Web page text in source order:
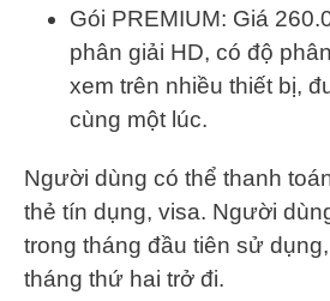
Gói PREMIUM: Giá
phân giải HD, có độ
xem trên nhiều thiết bị,
cùng một lúc.
Người dùng có thể thanh
thẻ tín dụng, visa. Người
trong tháng đầu tiên sử
tháng thứ hai trở đi.